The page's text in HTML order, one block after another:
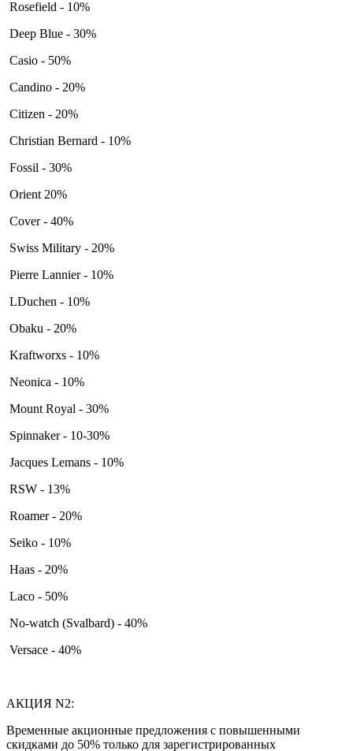
Rosefield - 10%
Deep Blue - 30%
Casio - 50%
Candino - 20%
Citizen - 20%
Christian Bernard - 10%
Fossil - 30%
Orient 20%
Cover - 40%
Swiss Military - 20%
Pierre Lannier - 10%
LDuchen - 10%
Obaku - 20%
Kraftworxs - 10%
Neonica - 10%
Mount Royal - 30%
Spinnaker - 10-30%
Jacques Lemans - 10%
RSW - 13%
Roamer - 20%
Seiko - 10%
Haas - 20%
Laco - 50%
No-watch (Svalbard) - 40%
Versace - 40%
АКЦИЯ N2:
Временные акционные предложения с повышенными
скидками до 50% только для зарегистрированных